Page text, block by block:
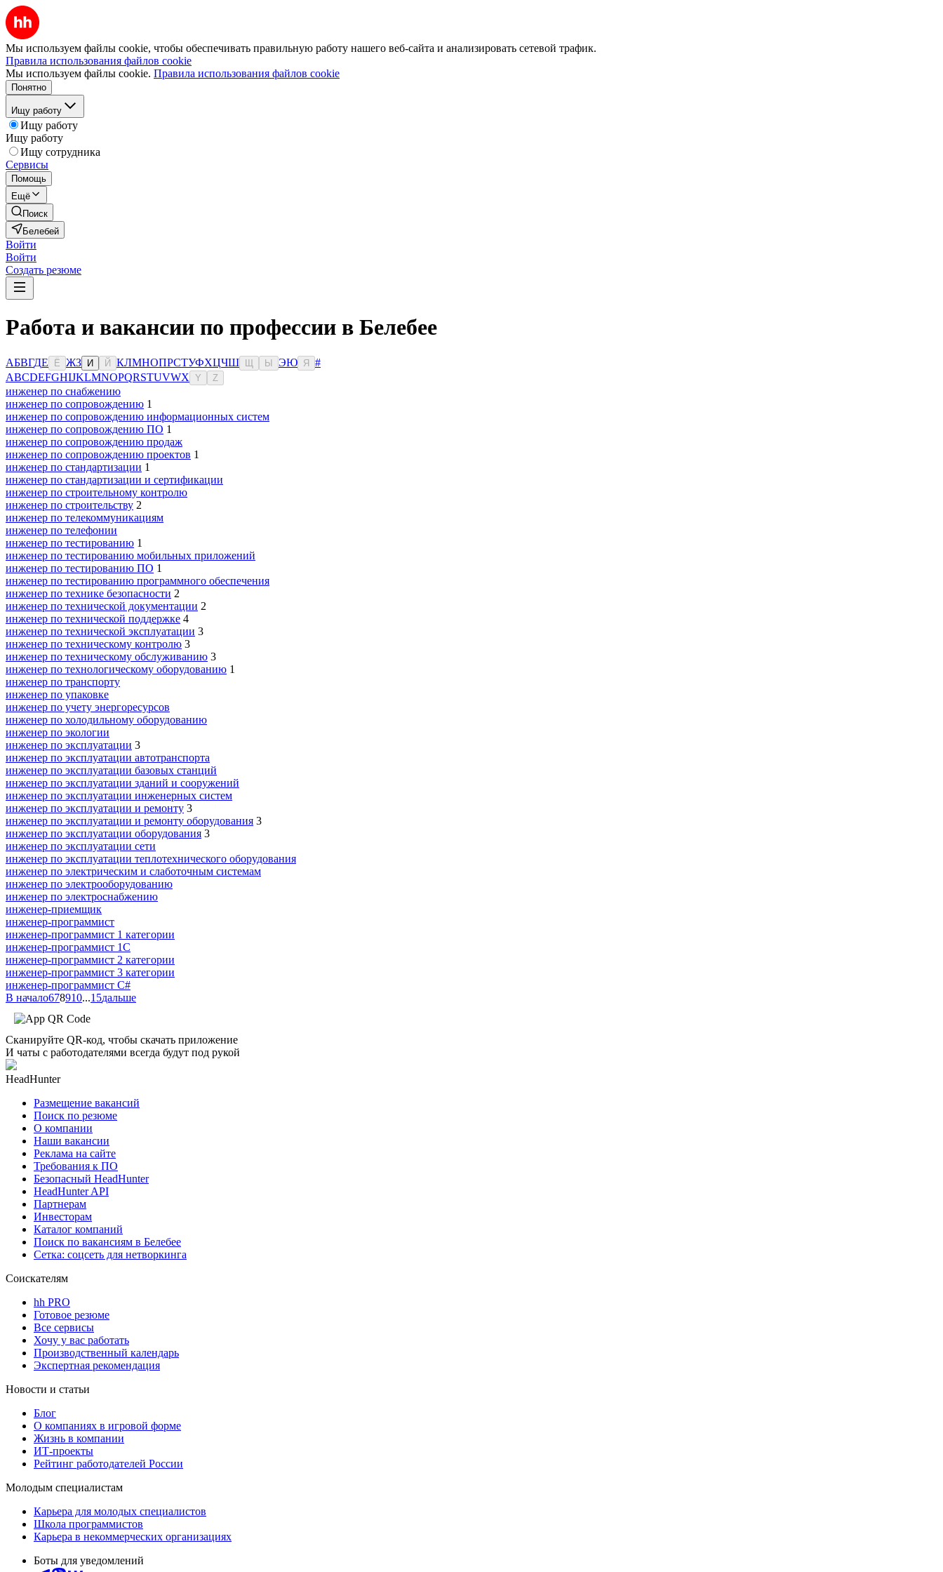
Мы используем файлы cookie, чтобы обеспечивать правильную работу нашего веб-сайта и анализировать сетевой трафик.
Правила использования файлов cookie
Мы используем файлы cookie. Правила использования файлов cookie
Понятно
Ищу работу
Ищу работу
Ищу работу
Ищу сотрудника
Сервисы
Помощь
Ещё
Поиск
Белебей
Войти
Войти
Создать резюме
Работа и вакансии по профессии в Белебее
АБВГДЕ Ё ЖЗ И Й КЛМНОПРСТУФХЦЧШ Ы ЭЮ Я
#
ABCDEFGHIJKLMNOPQRSTUVWX Y Z
инженер по снабжению
инженер по сопровождению 1
инженер по сопровождению информационных систем
инженер по сопровождению ПО 1
инженер по сопровождению продаж
инженер по сопровождению проектов 1
инженер по стандартизации 1
инженер по стандартизации и сертификации
инженер по строительному контролю
инженер по строительству 2
инженер по телекоммуникациям
инженер по телефонии
инженер по тестированию 1
инженер по тестированию мобильных приложений
инженер по тестированию ПО 1
инженер по тестированию программного обеспечения
инженер по технике безопасности 2
инженер по технической документации 2
инженер по технической поддержке 4
инженер по технической эксплуатации 3
инженер по техническому контролю 3
инженер по техническому обслуживанию 3
инженер по технологическому оборудованию 1
инженер по транспорту
инженер по упаковке
инженер по учету энергоресурсов
инженер по холодильному оборудованию
инженер по экологии
инженер по эксплуатации 3
инженер по эксплуатации автотранспорта
инженер по эксплуатации базовых станций
инженер по эксплуатации зданий и сооружений
инженер по эксплуатации инженерных систем
инженер по эксплуатации и ремонту 3
инженер по эксплуатации и ремонту оборудования 3
инженер по эксплуатации оборудования 3
инженер по эксплуатации сети
инженер по эксплуатации теплотехнического оборудования
инженер по электрическим и слаботочным системам
инженер по электрооборудованию
инженер по электроснабжению
инженер-приемщик
инженер-программист
инженер-программист 1 категории
инженер-программист 1С
инженер-программист 2 категории
инженер-программист 3 категории
инженер-программист C#
В начало678910...15дальше
Сканируйте QR-код, чтобы скачать приложение
И чаты с работодателями всегда будут под рукой
HeadHunter
Размещение вакансий
Поиск по резюме
О компании
Наши вакансии
Реклама на сайте
Требования к ПО
Безопасный HeadHunter
HeadHunter API
Партнерам
Инвесторам
Каталог компаний
Поиск по вакансиям в Белебее
Сетка: соцсеть для нетворкинга
Соискателям
hh PRO
Готовое резюме
Все сервисы
Хочу у вас работать
Производственный календарь
Экспертная рекомендация
Новости и статьи
Блог
О компаниях в игровой форме
Жизнь в компании
ИТ-проекты
Рейтинг работодателей России
Молодым специалистам
Карьера для молодых специалистов
Школа программистов
Карьера в некоммерческих организациях
Боты для уведомлений